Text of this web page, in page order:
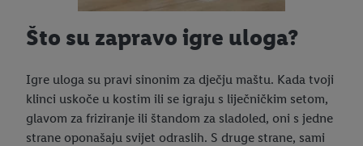
Što su zapravo igre uloga?
Igre uloga su pravi sinonim za dječju maštu. Kada tvoji
klinci uskoče u kostim ili se igraju s liječničkim setom,
glavom za friziranje ili štandom za sladoled, oni s jedne
strane oponašaju svijet odraslih. S druge strane, sami